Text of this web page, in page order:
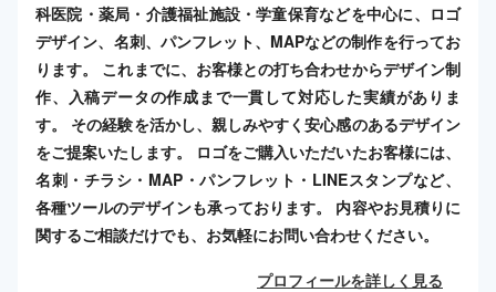
科医院・薬局・介護福祉施設・学童保育などを中心に、ロゴ
デザイン、名刺、パンフレット、MAPなどの制作を行ってお
ります。 これまでに、お客様との打ち合わせからデザイン制
作、入稿データの作成まで一貫して対応した実績がありま
す。 その経験を活かし、親しみやすく安心感のあるデザイン
をご提案いたします。 ロゴをご購入いただいたお客様には、
名刺・チラシ・MAP・パンフレット・LINEスタンプなど、
各種ツールのデザインも承っております。 内容やお見積りに
関するご相談だけでも、お気軽にお問い合わせください。
プロフィールを詳しく見る